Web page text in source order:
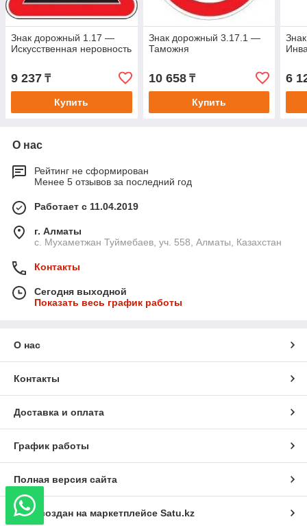
Знак дорожный 1.17 —
Искусственная неровность
9 237 ₸
Купить
Знак дорожный 3.17.1 —
Таможня
10 658₸
Купить
6
О нас
Рейтинг не сформирован
Менее 5 отзывов за последний год
Работает с 11.04.2019
г. Алматы
с. Мухаметжан Туймебаев, уч. 558, Алматы, Казахстан
Контакты
Сегодня выходной
Показать весь график работы
О нас
Контакты
Доставка и оплата
График работы
Полная версия сайта
Сайт создан на маркетплейсе Satu.kz